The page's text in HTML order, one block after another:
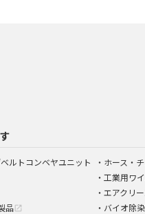
ルトコンベヤユニット
ホース・
工業用ワ
エアクリ
品 open_in_new
バイオ除